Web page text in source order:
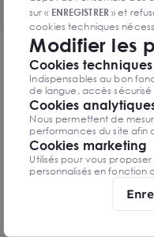
DPE & GES
Diagnostic de
Diagnostics DPE
sur « ENREGISTRER» et
cookies techniques
seront déposés. Pour plus
«Protection
personnel ».Lorsque
peut être amenée à
possibilité de désactiver
valables que sur le
Modifier les
Cookies
Indispensables au bon
de langue, accès
Cookies
Nous permettent de
performances du site afin
Cookies marketing
Utilisés pour vous
personnalisés en fonction